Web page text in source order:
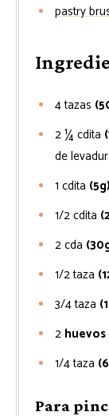
pastry
4tazas
2 ¼cdita
de
1 cdita
1/2cdita
2cda
1/2taza
3/4taza
2 huevos
1/4taza
Para